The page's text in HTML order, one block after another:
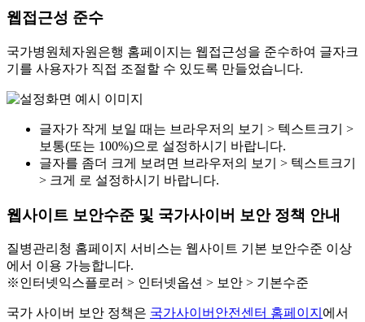
웹접근성 준수
국가병원체자원은행 홈페이지는 웹접근성을 준수하여 글자크
기를 사용자가 직접 조절할 수 있도록 만들었습니다.
글자가 작게 보일 때는 브라우저의 보기 > 텍스트크기 >
보통(또는 100%)으로 설정하시기 바랍니다.
글자를 좀더 크게 보려면 브라우저의 보기 > 텍스트크기
> 크게 로 설정하시기 바랍니다.
웹사이트 보안수준 및 국가사이버 보안 정책 안내
질병관리청 홈페이지 서비스는 웹사이트 기본 보안수준 이상
에서 이용 가능합니다.
※인터넷익스플로러 > 인터넷옵션 > 보안 > 기본수준
국가 사이버 보안 정책은 국가사이버안전센터 홈페이지 에서